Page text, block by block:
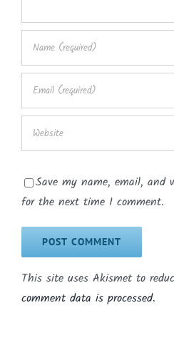
Save my name, email, and
for the next time I comment.
This site uses Akismet to
comment data is processed.